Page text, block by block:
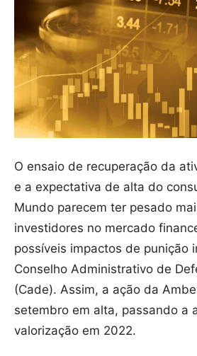
O ensaio de recuperação da
e a expectativa de alta do
Mundo parecem ter pesado
investidores no mercado
possíveis impactos de punição
Conselho Administrativo de
(Cade). Assim, a ação da
setembro em alta, passando a
valorização em 2022.